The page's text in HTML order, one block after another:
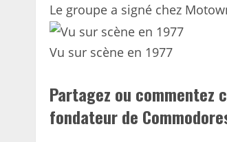
Le groupe a signé chez
Vu sur scène en 1977
Partagez ou commentez
fondateur de